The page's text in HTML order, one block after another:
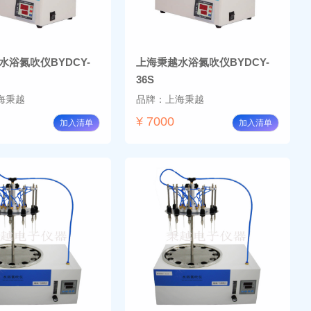
浴氮吹仪BYDCY-
秉越
加入清单
上海秉越水浴氮吹仪BYDCY-
36S
品牌：上海秉越
¥ 7000 加入清单